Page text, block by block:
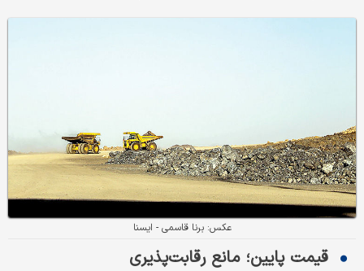
عکس: برنا قاسمی - ایسنا
قیمت پایین؛ مانع رقابت‌پذیری